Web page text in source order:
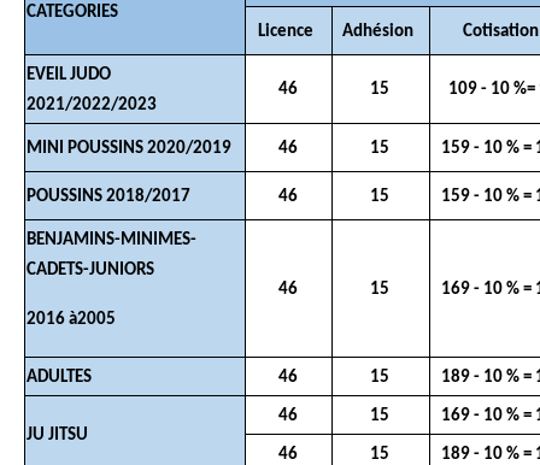
CATEGORIES
Licence Adhésion
EVEIL JUDO
2021/2022/2023
46 15 109 - 10 %=
MINI POUSSINS 2020/2019 46 15 159 - 10 % =
POUSSINS 2018/2017 46 15 159 - 10 % =
BENJAMINS-MINIMES-
CADETS-JUNIORS
2016 à2005
46 15 169 - 10 % =
ADULTES 46 15 189 - 10 % =
JU JITSU
46 15 169 - 10 % =
46 15 189 - 10 % =